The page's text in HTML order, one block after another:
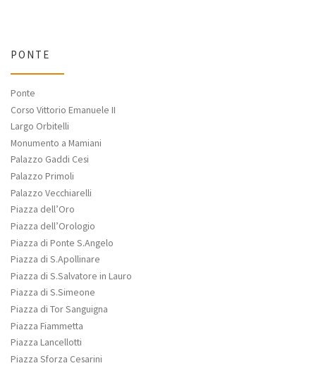
PONTE
Ponte
Corso Vittorio Emanuele II
Largo Orbitelli
Monumento a Mamiani
Palazzo Gaddi Cesi
Palazzo Primoli
Palazzo Vecchiarelli
Piazza dell’Oro
Piazza dell’Orologio
Piazza di Ponte S.Angelo
Piazza di S.Apollinare
Piazza di S.Salvatore in Lauro
Piazza di S.Simeone
Piazza di Tor Sanguigna
Piazza Fiammetta
Piazza Lancellotti
Piazza Sforza Cesarini